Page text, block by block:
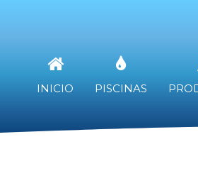
INICIO PISCINAS